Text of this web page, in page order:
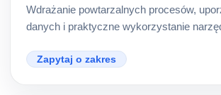
Wdrażanie powtarzalnych procesów,
danych i praktyczne wykorzystanie
Zapytaj o zakres